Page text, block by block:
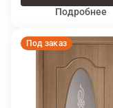
Подробнее
Под заказ